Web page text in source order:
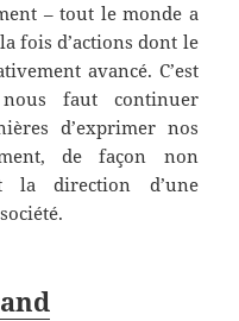
– tout le monde a
fois d’actions dont le
avancé. C’est
faut continuer
d’exprimer nos
de façon non
la direction d’une